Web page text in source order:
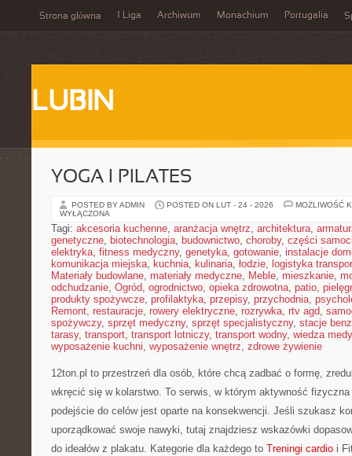
Strona główna 1 Liga Archiwum Monachium Portugalia
LUBIN
YOGA I PILATES
POSTED BY ADMIN POSTED ON LUT - 24 - 2026
MOŻLIWOŚĆ
WYŁĄCZONA
Tagi: akcesoria kuchenne, aranżacja wnętrz, architektura,
genetyczne, biotechnologia, budownictwo, choroby, części
elektryka, fitness medyczny, genetyka, gotowanie, instalacje
komunikacja miejska, kuchnia, kulinaria, łodzie, logistyka
Materiały budowlane, materiały medyczne, Meble, mieszkanie,
odchudzanie, Ogród, ogrodnictwo, opieka zdrowotna, patio,
produkty spożywcze, profilaktyka, przepisy, przychodnia,
Remont, restauracje, rowery elektryczne, rozrywka, rtv agd,
spożywczy, sprzęt medyczny, sprzęt specjalistyczny, stacje
tarasy, transport, transport lotniczy, transport wodny, wiedza
wyposażenie kuchni, wyposażenie wnętrz, zdrowe żywienie
12ton.pl to przestrzeń dla osób, które chcą zadbać o formę,
wkręcić się w kolarstwo. To serwis, w którym aktywność
podejście do celów jest oparte na konsekwencji. Jeśli szukasz
uporządkować swoje nawyki, tutaj znajdziesz wskazówki
do ideałów z plakatu. Kategorie dla każdego to Treningi cardio i